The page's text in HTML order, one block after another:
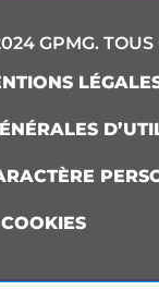
GPMG. TOUS